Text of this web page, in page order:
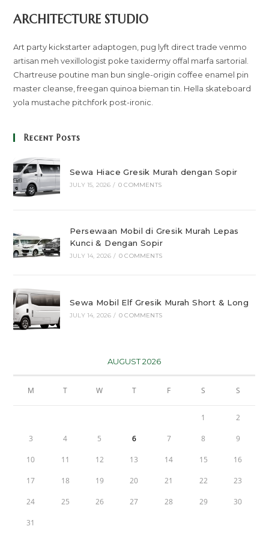
ARCHITECTURE STUDIO
Art party kickstarter adaptogen, pug lyft direct trade venmo
artisan meh vexillologist poke taxidermy offal marfa sartorial.
Chartreuse poutine man bun single-origin coffee enamel pin
master cleanse, freegan quinoa bieman tin. Hella skateboard
yola mustache pitchfork post-ironic.
Recent Posts
Sewa Hiace Gresik Murah dengan Sopir
JULY 15, 2026 / 0 COMMENTS
Persewaan Mobil di Gresik Murah Lepas
Kunci & Dengan Sopir
JULY 14, 2026 / 0 COMMENTS
Sewa Mobil Elf Gresik Murah Short & Long
JULY 14, 2026 / 0 COMMENTS
AUGUST 2026
M T W T F S S
1 2
3 4 5 6 7 8 9
10 11 12 13 14 15 16
17 18 19 20 21 22 23
24 25 26 27 28 29 30
31